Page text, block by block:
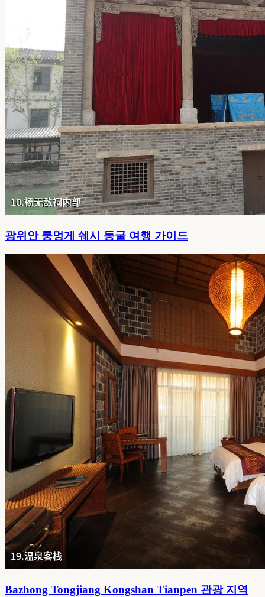
광위안 룽멍게 쉐시 동굴 여행 가이드
Bazhong Tongjiang Kongshan Tianpen 관광 지역